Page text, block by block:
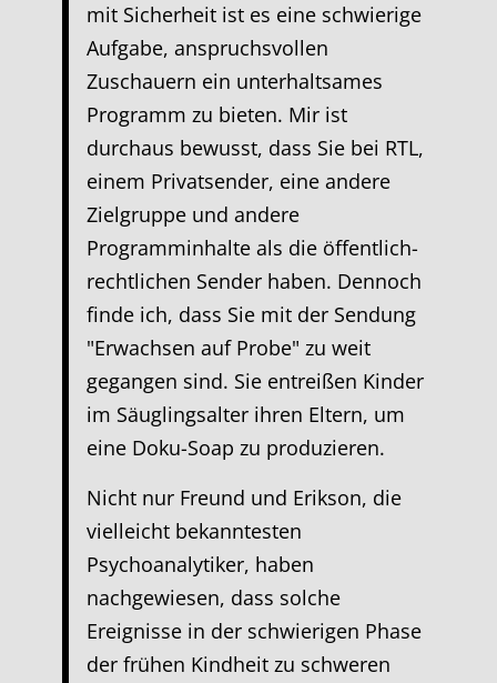
mit Sicherheit ist es eine schwierige
Aufgabe, anspruchsvollen
Zuschauern ein unterhaltsames
Programm zu bieten. Mir ist
durchaus bewusst, dass Sie bei RTL,
einem Privatsender, eine andere
Zielgruppe und andere
Programminhalte als die öffentlich-
rechtlichen Sender haben. Dennoch
finde ich, dass Sie mit der Sendung
"Erwachsen auf Probe" zu weit
gegangen sind. Sie entreißen Kinder
im Säuglingsalter ihren Eltern, um
eine Doku-Soap zu produzieren.
Nicht nur Freund und Erikson, die
vielleicht bekanntesten
Psychoanalytiker, haben
nachgewiesen, dass solche
Ereignisse in der schwierigen Phase
der frühen Kindheit zu schweren